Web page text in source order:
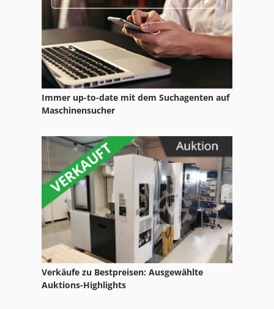
Claas W 540 S
Claas Wm 20
Immer up-to-date mit dem Suchagenten auf
Maschinensucher
Verkäufe zu Bestpreisen: Ausgewählte
Auktions-Highlights